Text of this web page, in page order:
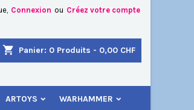
Connexion ou Créez votre compte
shopping_cart Panier: 0 Produits - 0,00 CHF
ARTOYS WARHAMMER